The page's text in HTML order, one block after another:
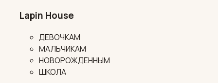
Lapin House
ДЕВОЧКАМ
МАЛЬЧИКАМ
НОВОРОЖДЕННЫМ
ШКОЛА